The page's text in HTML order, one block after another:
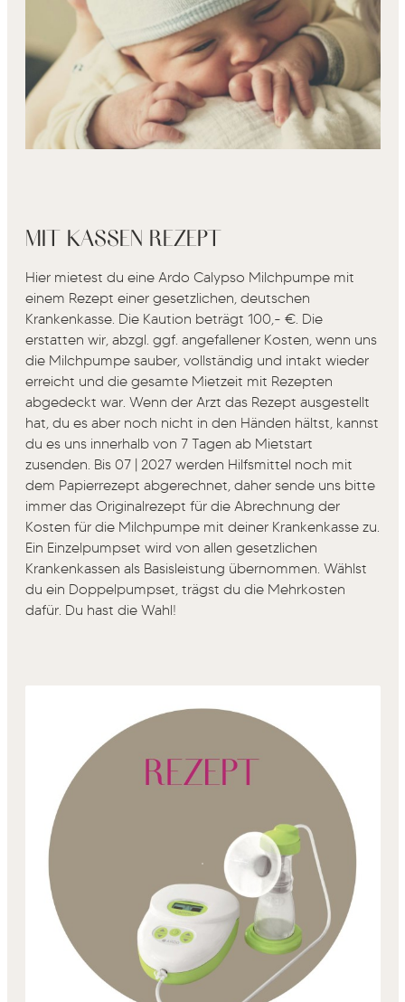
MIT KASSEN REZEPT
Hier mietest du eine Ardo Calypso Milchpumpe mit
einem Rezept einer gesetzlichen, deutschen
Krankenkasse. Die Kaution beträgt 100,- €. Die
erstatten wir, abzgl. ggf. angefallener Kosten, wenn uns
die Milchpumpe sauber, vollständig und intakt wieder
erreicht und die gesamte Mietzeit mit Rezepten
abgedeckt war. Wenn der Arzt das Rezept ausgestellt
hat, du es aber noch nicht in den Händen hältst, kannst
du es uns innerhalb von 7 Tagen ab Mietstart
zusenden. Bis 07 | 2027 werden Hilfsmittel noch mit
dem Papierrezept abgerechnet, daher sende uns bitte
immer das Originalrezept für die Abrechnung der
Kosten für die Milchpumpe mit deiner Krankenkasse zu.
Ein Einzelpumpset wird von allen gesetzlichen
Krankenkassen als Basisleistung übernommen. Wählst
du ein Doppelpumpset, trägst du die Mehrkosten
dafür. Du hast die Wahl!